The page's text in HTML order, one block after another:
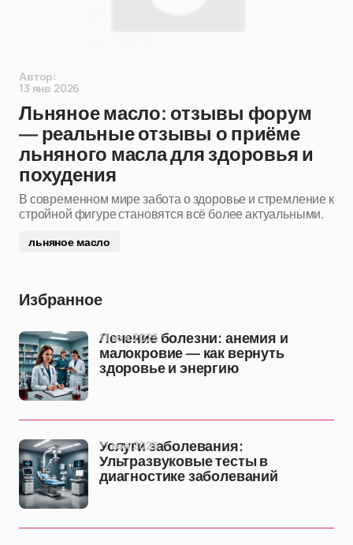
Автор:
13 янв 2026
Льняное масло: отзывы форум
— реальные отзывы о приёме
льняного масла для здоровья и
похудения
В современном мире забота о здоровье и стремление к
стройной фигуре становятся всё более актуальными.
льняное масло
Избранное
Лечение болезни: анемия и
малокровие — как вернуть
здоровье и энергию
11 ноя 2025
Услуги заболевания:
Ультразвуковые тесты в
диагностике заболеваний
11 ноя 2025